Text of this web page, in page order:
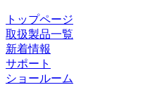
トップページ
取扱製品一覧
新着情報
サポート
ショールーム